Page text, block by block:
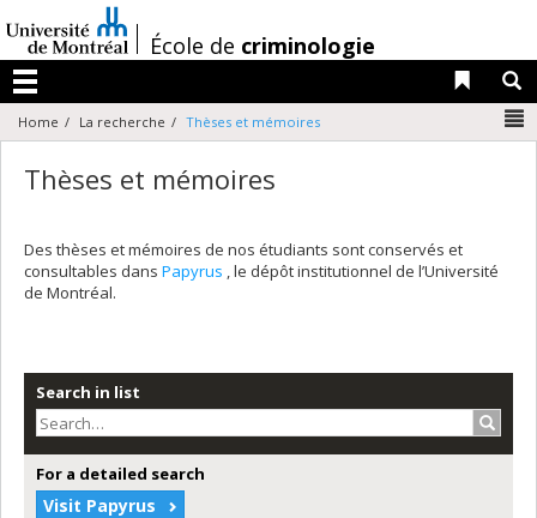
au
contenu
/École de criminologie
Menu
Liens
Home La recherche Thèses et mémoires
Thèses et mémoires
Des thèses et mémoires de nos étudiants sont conservés et
consultables dans Papyrus , le dépôt institutionnel de l’Université
de Montréal.
Search in list
For a detailed search
Visit Papyrus